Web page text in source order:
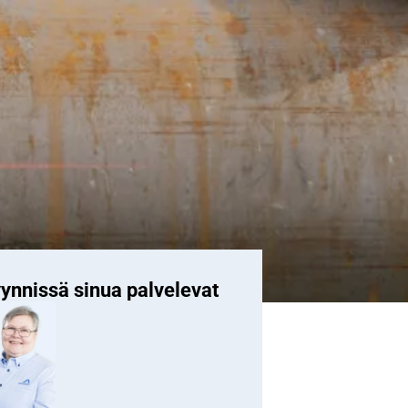
sinua palvelevat